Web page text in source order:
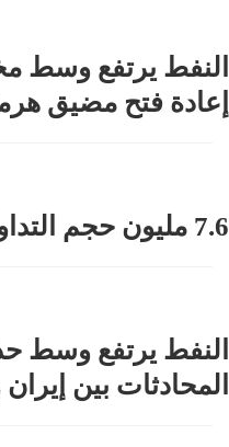
النفط يرتفع وسط
إعادة فتح مضيق
7.6 مليون حجم التداول في بورصة عمان
النفط يرتفع وسط
المحادثات بين